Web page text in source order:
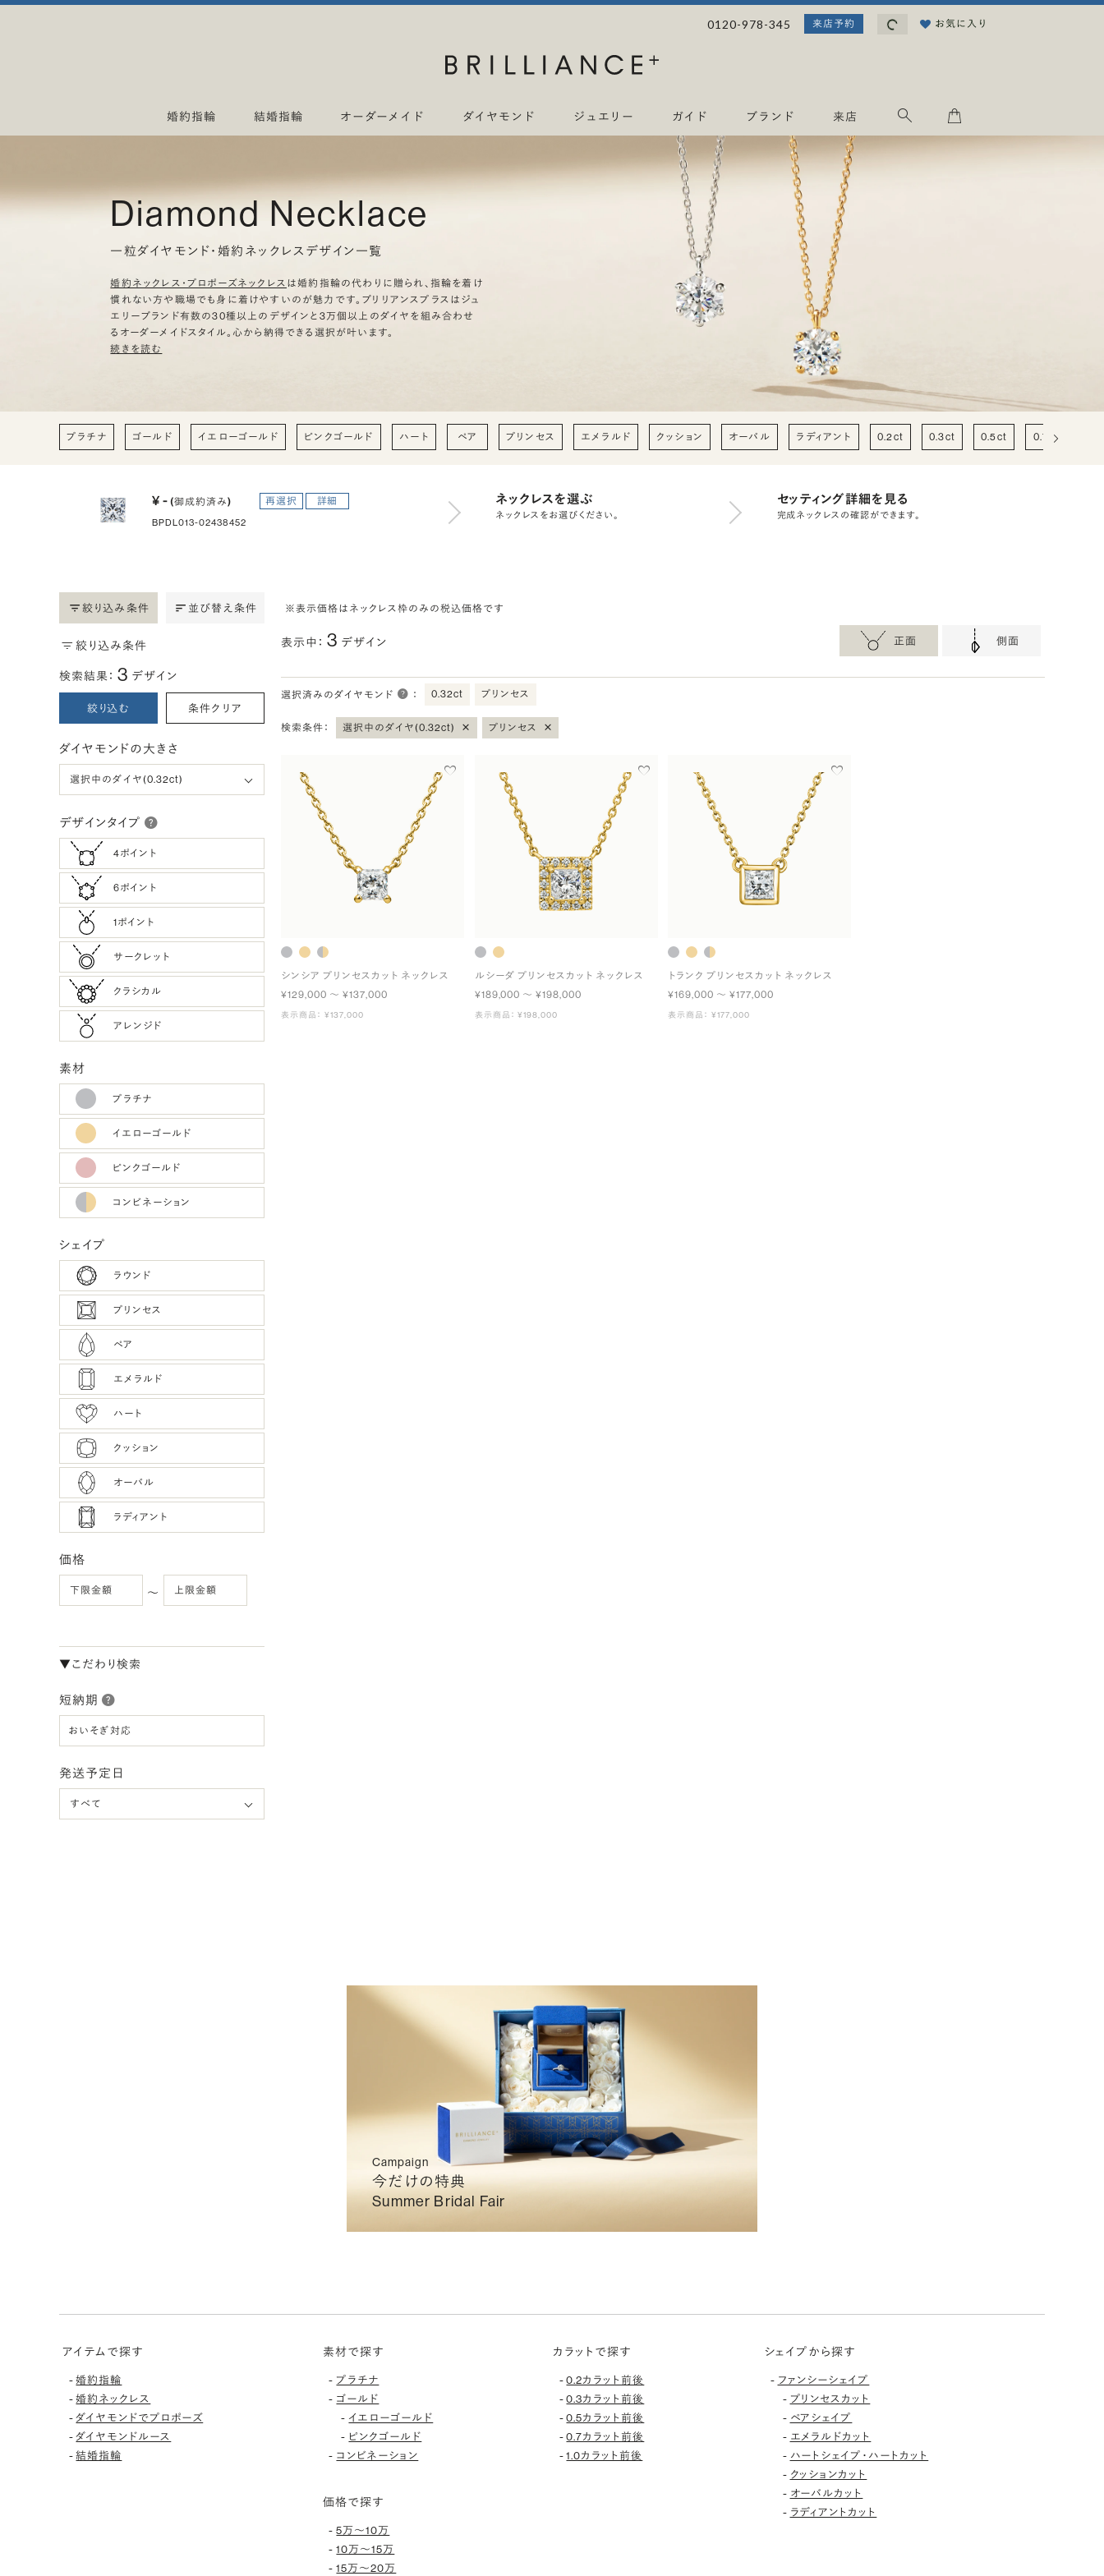
0120-978-345 来店予約
.
.
お気に入り
婚約指輪 結婚指輪 オーダーメイド ダイヤモンド ジュエリー ガイド ブランド 来店
Diamond Necklace
一粒ダイヤモンド・婚約ネックレスデザイン一覧
婚約ネックレス・プロポーズネックレス は婚約指輪の代わりに贈られ、指輪を着け
慣れない方や職場でも身に着けやすいのが魅力です。ブリリアンスプラスはジュ
エリーブランド有数の30種以上のデザインと3万個以上のダイヤを組み合わせ
るオーダーメイドスタイル。心から納得できる選択が叶います。
続きを読む
プラチナ ゴールド イエローゴールド ピンクゴールド ハート ペア プリンセス エメラルド クッション オーバル ラディアント 0.2ct 0.3ct 0.5ct 0.7ct
¥ - (御成約済み) 再選択 詳細
BPDL013-02438452
ネックレスを選ぶ
ネックレスをお選びください。
セッティング詳細を見る
完成ネックレスの確認ができます。
絞り込み条件 並び替え条件
絞り込み条件
検索結果： 3 デザイン
絞り込む 条件クリア
ダイヤモンドの大きさ
デザインタイプ
4ポイント
6ポイント
1ポイント
サークレット
クラシカル
アレンジド
素材
プラチナ
イエローゴールド
ピンクゴールド
コンビネーション
シェイプ
ラウンド
プリンセス
ペア
エメラルド
ハート
クッション
オーバル
ラディアント
価格
〜
▼こだわり検索
短納期
おいそぎ対応
発送予定日
※表示価格はネックレス枠のみの税込価格です
表示中： 3 デザイン 正面 側面
選択済みのダイヤモンド ： 0.32ct プリンセス
検索条件： 選択中のダイヤ(0.32ct) × プリンセス ×
シンシア プリンセスカット ネックレス
¥129,000 〜 ¥137,000
表示商品： ¥137,000
ルシーダ プリンセスカット ネックレス
¥189,000 〜 ¥198,000
表示商品： ¥198,000
トランク プリンセスカット ネックレス
¥169,000 〜 ¥177,000
表示商品： ¥177,000
Campaign
今だけの特典
Summer Bridal Fair
アイテムで探す
-婚約指輪
-婚約ネックレス
-ダイヤモンドでプロポーズ
-ダイヤモンドルース
-結婚指輪
素材で探す
- プラチナ
- ゴールド
- イエローゴールド
- ピンクゴールド
- コンビネーション
価格で探す
-5万〜10万
-10万〜15万
-15万〜20万
カラットで探す
-0.2カラット前後
-0.3カラット前後
-0.5カラット前後
-0.7カラット前後
-1.0カラット前後
シェイプから探す
- ファンシーシェイプ
- プリンセスカット
- ペアシェイプ
- エメラルドカット
- ハートシェイプ・ハートカット
- クッションカット
- オーバルカット
- ラディアントカット